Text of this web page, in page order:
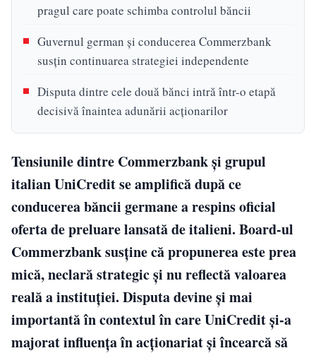
pragul care poate schimba controlul băncii
Guvernul german și conducerea Commerzbank
susțin continuarea strategiei independente
Disputa dintre cele două bănci intră într-o etapă
decisivă înaintea adunării acționarilor
Tensiunile dintre Commerzbank și grupul
italian UniCredit se amplifică după ce
conducerea băncii germane a respins oficial
oferta de preluare lansată de italieni. Board-ul
Commerzbank susține că propunerea este prea
mică, neclară strategic și nu reflectă valoarea
reală a instituției. Disputa devine și mai
importantă în contextul în care UniCredit și-a
majorat influența în acționariat și încearcă să